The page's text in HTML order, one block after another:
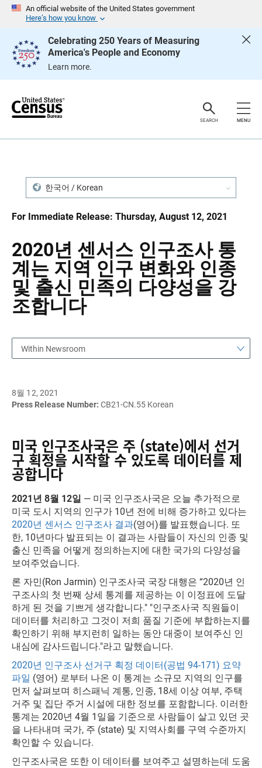
An official website of the United States government
Here’s how you know
Celebrating 250 Years of Measuring
America's People and Economy
Learn more.
e
SEARCH MENU
한국어 / Korean
For Immediate Release: Thursday, August 12, 2021
2020년 센서스 인구조사 통
계는 지역 인구 변화와 인종
및 출신 민족의 다양성을 강
조합니다
g
Within Newsroom
8월 12, 2021
Press Release Number: CB21-CN.55 Korean
미국 인구조사국은 주 (state)에서 선거
구 획정을 시작할 수 있도록 데이터를 제
공합니다
2021년 8월 12일 — 미국 인구조사국은 오늘 추가적으로
미국 도시 지역의 인구가 10년 전에 비해 증가하고 있다는
2020년 센서스 인구조사 결과(영어)를 발표했습니다. 또
한, 10년마다 발표되는 이 결과는 사람들이 자신의 인종 및
출신 민족을 어떻게 정의하는지에 대한 국가의 다양성을
보여주었습니다.
론 자민(Ron Jarmin) 인구조사국 국장 대행은 “2020년 인
구조사의 첫 번째 상세 통계를 제공하는 이 이정표에 도달
하게 된 것을 기쁘게 생각합니다." "인구조사국 직원들이
데이터를 처리하고 그것이 저희 품질 기준에 부합하는지를
확인하기 위해 부지런히 일하는 동안 대중이 보여주신 인
내심에 감사드립니다."라고 말했습니다.
2020년 인구조사 선거구 획정 데이터(공법 94-171) 요약
파일 (영어) 로부터 나온 이 통계는 소규모 지역의 인구를
먼저 살펴보며 히스패닉 계통, 인종, 18세 이상 여부, 주택
거주 및 집단 주거 시설에 대한 정보를 포함합니다. 이러한
통계는 2020년 4월 1일을 기준으로 사람들이 살고 있던 곳
을 나타내며 국가, 주 (state) 및 지역사회를 구역 수준까지
확인할 수 있습니다.
인구조사국은 또한 이 데이터를 보여주고 설명하는데 도움